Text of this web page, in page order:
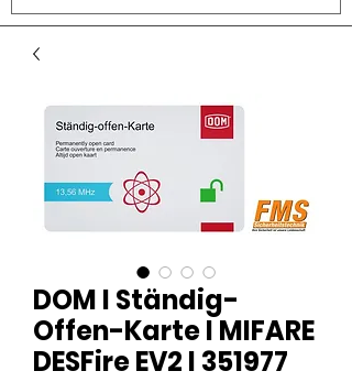
DOM I Ständig-
Offen-Karte l MIFARE
DESFire EV2 I 351977